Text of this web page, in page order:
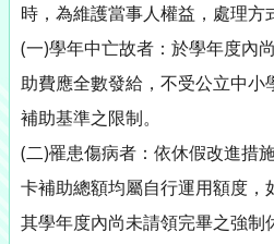
時，為維護當事人權益，處理方
(一)學年中亡故者：於學年度內
助費應全數發給，不受公立中小
補助基準之限制。
(二)罹患傷病者：依休假改進措
卡補助總額均屬自行運用額度，
其學年度內尚未請領完畢之強制